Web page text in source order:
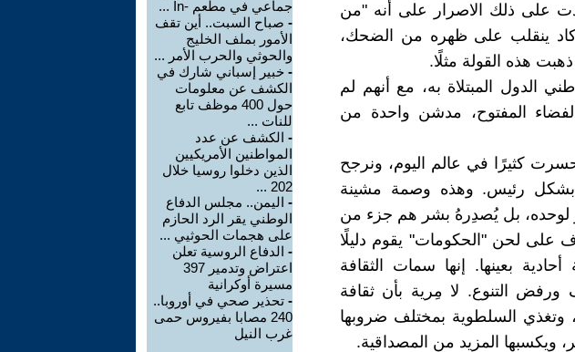
على ذلك الاصرار على أنه "من
كاد ينقلب على ظهره من الضحك،
هذه القولة مثلًا.
الدول المبتلاة به، مع أنهم لم
المفتوح، مدشن واحدة من
كثيرًا في عالم اليوم، ونرجح
بشكل رئيس. وهذه وصمة مشينة
لوحده، بل يُصدِرهُ بشر هم جزء من
على لحن "الحكومات" يقوم دليلًا
بعينها. إنها سمات الثقافة
ورفض التنوع. لا مِرية بأن ثقافة
وتغذي السلطوية بمختلف ضروبها
ويكسبها المزيد من المصداقية.
جماعي في مطعم -In ...
- صباح السبت.. أين تقف
الأمور بملف الخليج
والحوثي والحرب الأمر ...
- خبير إسباني شارك في
الكشف عن معلومات
حول 400 موظف تابع
للنات ...
- الكشف عن عدد
المواطنين الأمريكيين
الذين دخلوا روسيا خلال
202 ...
- اليمن.. مجلس الدفاع
الوطني يقر الرد الحازم
على هجمات الحوثيي ...
- الدفاع الروسية تعلن
اعتراض وتدمير 397
مسيرة أوكرانية
- تحذير صحي في أوروبا..
240 مصابا بفيروس حمى
غرب النيل